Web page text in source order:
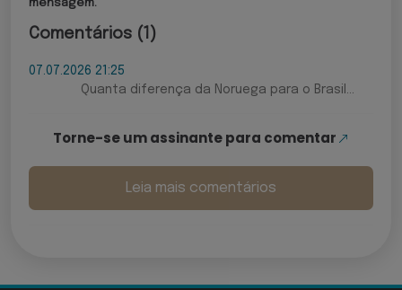
mensagem.
Comentários (1)
07.07.2026 21:25
Quanta diferença da Noruega para o Brasil...
Torne-se um assinante para comentar
Leia mais comentários